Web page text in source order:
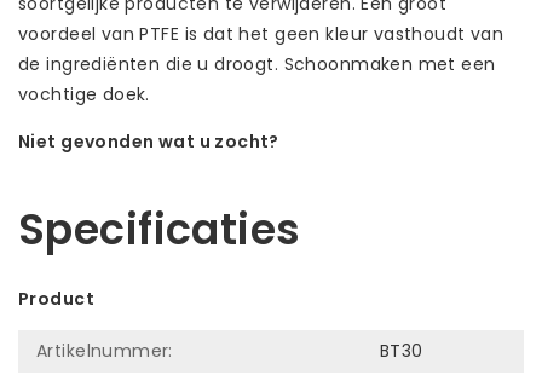
voordeel van PTFE is dat het geen kleur vasthoudt van
de ingrediënten die u droogt. Schoonmaken met een
vochtige doek.
Niet gevonden wat u zocht?
Specificaties
Product
Artikelnummer:
BT30